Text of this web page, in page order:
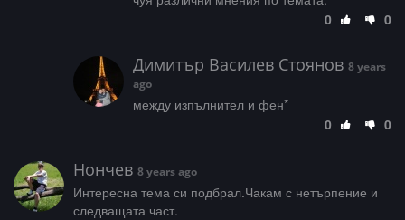
0
0
Димитър Василев Стоянов 8 years
ago
между изпълнител и фен*
0
0
Нончев 8 years ago
Интересна тема си подбрал.Чакам с нетърпение и
следващата част.